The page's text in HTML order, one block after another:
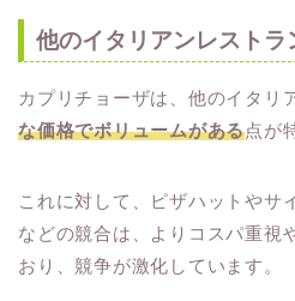
他のイタリアンレストラ
カプリチョーザは、他のイタリ
な価格でボリュームがある点が
これに対して、ピザハットやサ
などの競合は、よりコスパ重視
おり、競争が激化しています。